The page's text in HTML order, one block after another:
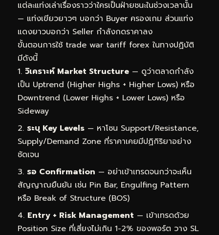
แต่ละแท่งเล่าเรื่องราวว่าใครเป็นฝ่ายชนะในช่วงเวลานั้น
— แท่งเขียวยาวๆ บอกว่า Buyer ครองเกม ส่วนแท่ง
แดงยาวบอกว่า Seller กำลังกดราคาลง
ขั้นตอนการใช้ trade war tariff forex ในทางปฏิบัติ
มีดังนี้
วิเคราะห์ Market Structure — ดูว่าตลาดกำลัง
เป็น Uptrend (Higher Highs + Higher Lows) หรือ
Downtrend (Lower Highs + Lower Lows) หรือ
Sideway
ระบุ Key Levels — หาโซน Support/Resistance,
Supply/Demand Zone ที่ราคาเคยมีปฏิกิริยาอย่าง
ชัดเจน
รอ Confirmation — อย่าเข้าเทรดจนกว่าจะเห็น
สัญญาณยืนยัน เช่น Pin Bar, Engulfing Pattern
หรือ Break of Structure (BOS)
Entry + Risk Management — เข้าเทรดด้วย
Position Size ที่เสี่ยงไม่เกิน 1-2% ของพอร์ต วาง SL